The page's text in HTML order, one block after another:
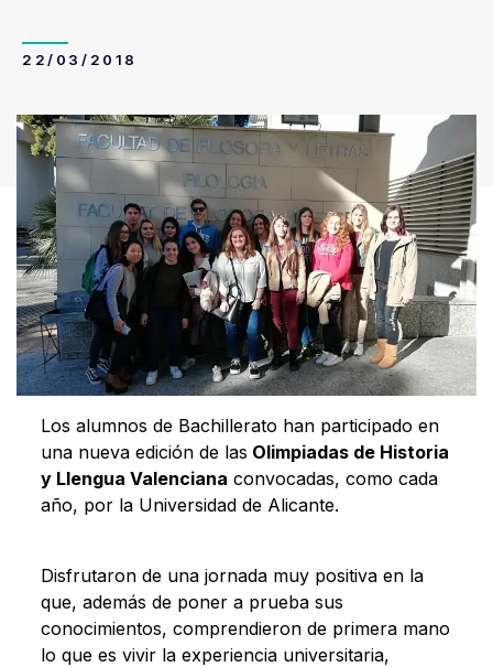
22/03/2018
Los alumnos de Bachillerato han participado en
una nueva edición de las Olimpiadas de Historia
y Llengua Valenciana convocadas, como cada
año, por la Universidad de Alicante.
Disfrutaron de una jornada muy positiva en la
que, además de poner a prueba sus
conocimientos, comprendieron de primera mano
lo que es vivir la experiencia universitaria,